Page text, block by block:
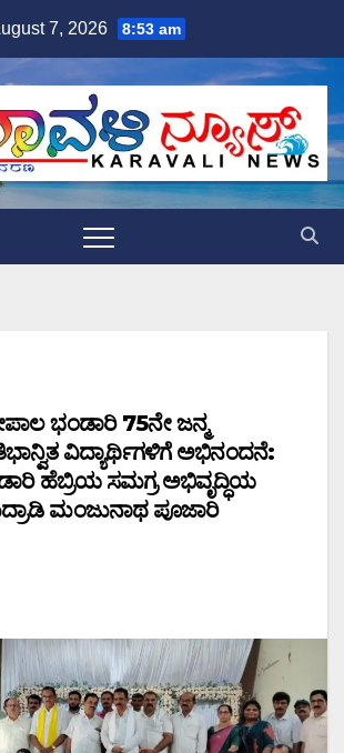
7, 2026 8:53 am
ಭಂಡಾರಿ 75ನೇ ಜನ್ಮ
ವಿದ್ಯಾರ್ಥಿಗಳಿಗೆ ಅಭಿನಂದನೆ:
ಹೆಬ್ರಿಯ ಸಮಗ್ರ ಅಭಿವೃದ್ಧಿಯ
ಮಂಜುನಾಥ ಪೂಜಾರಿ